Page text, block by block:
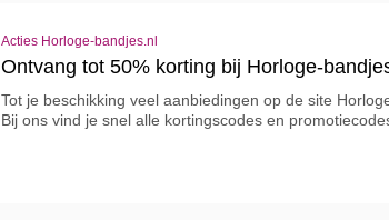
Acties Horloge-bandjes.nl
Ontvang tot 50% korting bij Horloge-
Tot je beschikking veel aanbiedingen op de site
Bij ons vind je snel alle kortingscodes en